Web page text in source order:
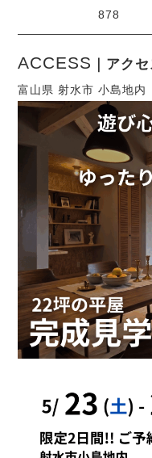
878
ACCESS ｜アク
富山県 射水市 小島地内